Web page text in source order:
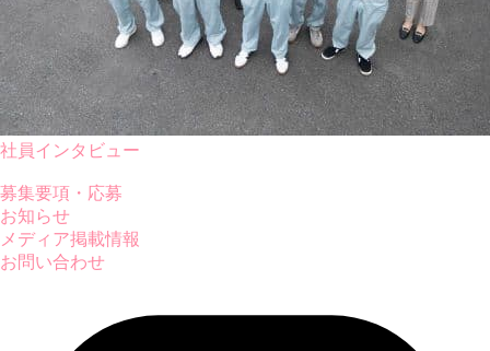
社員インタビュー
募集要項・応募
お知らせ
メディア掲載情報
お問い合わせ